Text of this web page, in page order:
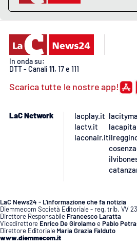
PROGETTI
SPECIALI
Buona Sanità Calabria
LA
CALABRIAVISIONE
LAC
NETWORK
In onda su:
DTT - Canali 11, 17 e 111
Scarica tutte le nostre app!
LaC Network
lacplay.it
lactv.it
laconair.it
LaC News24 - L’informazione che fa notizia
Diemmecom Società Editoriale - reg. trib. VV
Direttore Responsabile Francesco Laratta
Vicedirettore Enrico De GirolamoePablo
Direttore Editoriale Maria Grazia Falduto
www.diemmecom.it